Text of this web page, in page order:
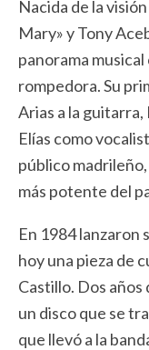
Nacida de la
Mary» y Tony
panorama
rompedora. Su
Arias a la
Elías como
público
más potente del
En 1984 lanzaron
hoy una pieza de
Castillo. Dos años
un disco que se
que llevó a la